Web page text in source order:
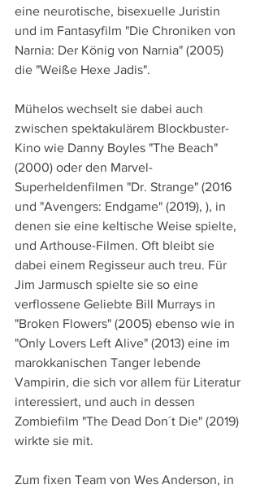
eine neurotische, bisexuelle Juristin
und im Fantasyfilm "Die Chroniken von
Narnia: Der König von Narnia" (2005)
die "Weiße Hexe Jadis".
Mühelos wechselt sie dabei auch
zwischen spektakulärem Blockbuster-
Kino wie Danny Boyles "The Beach"
(2000) oder den Marvel-
Superheldenfilmen "Dr. Strange" (2016
und "Avengers: Endgame" (2019), ), in
denen sie eine keltische Weise spielte,
und Arthouse-Filmen. Oft bleibt sie
dabei einem Regisseur auch treu. Für
Jim Jarmusch spielte sie so eine
verflossene Geliebte Bill Murrays in
"Broken Flowers" (2005) ebenso wie in
"Only Lovers Left Alive" (2013) eine im
marokkanischen Tanger lebende
Vampirin, die sich vor allem für Literatur
interessiert, und auch in dessen
Zombiefilm "The Dead Don´t Die" (2019)
wirkte sie mit.
Zum fixen Team von Wes Anderson, in